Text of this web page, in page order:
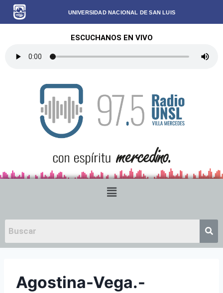
UNIVERSIDAD NACIONAL DE SAN LUIS
ESCUCHANOS EN VIVO
Agostina-Vega.-